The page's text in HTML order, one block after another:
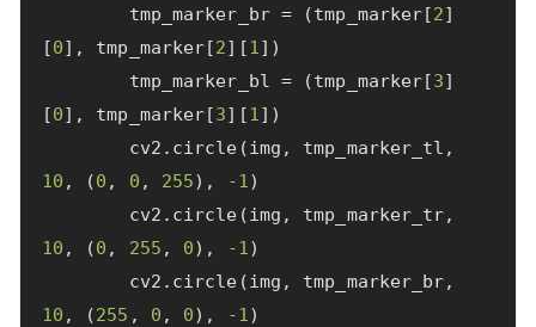
tmp_marker_br = (tmp_marker[2]
[0], tmp_marker[2][1])
tmp_marker_bl = (tmp_marker[3]
[0], tmp_marker[3][1])
cv2 . circle (img , tmp_marker_tl ,
10 , (0 , 0 , 255), -1)
cv2 . circle (img , tmp_marker_tr,
10 , (0 , 255 , 0), -1)
cv2 . circle (img , tmp_marker_br,
10 , (255 , 0 , 0), -1)